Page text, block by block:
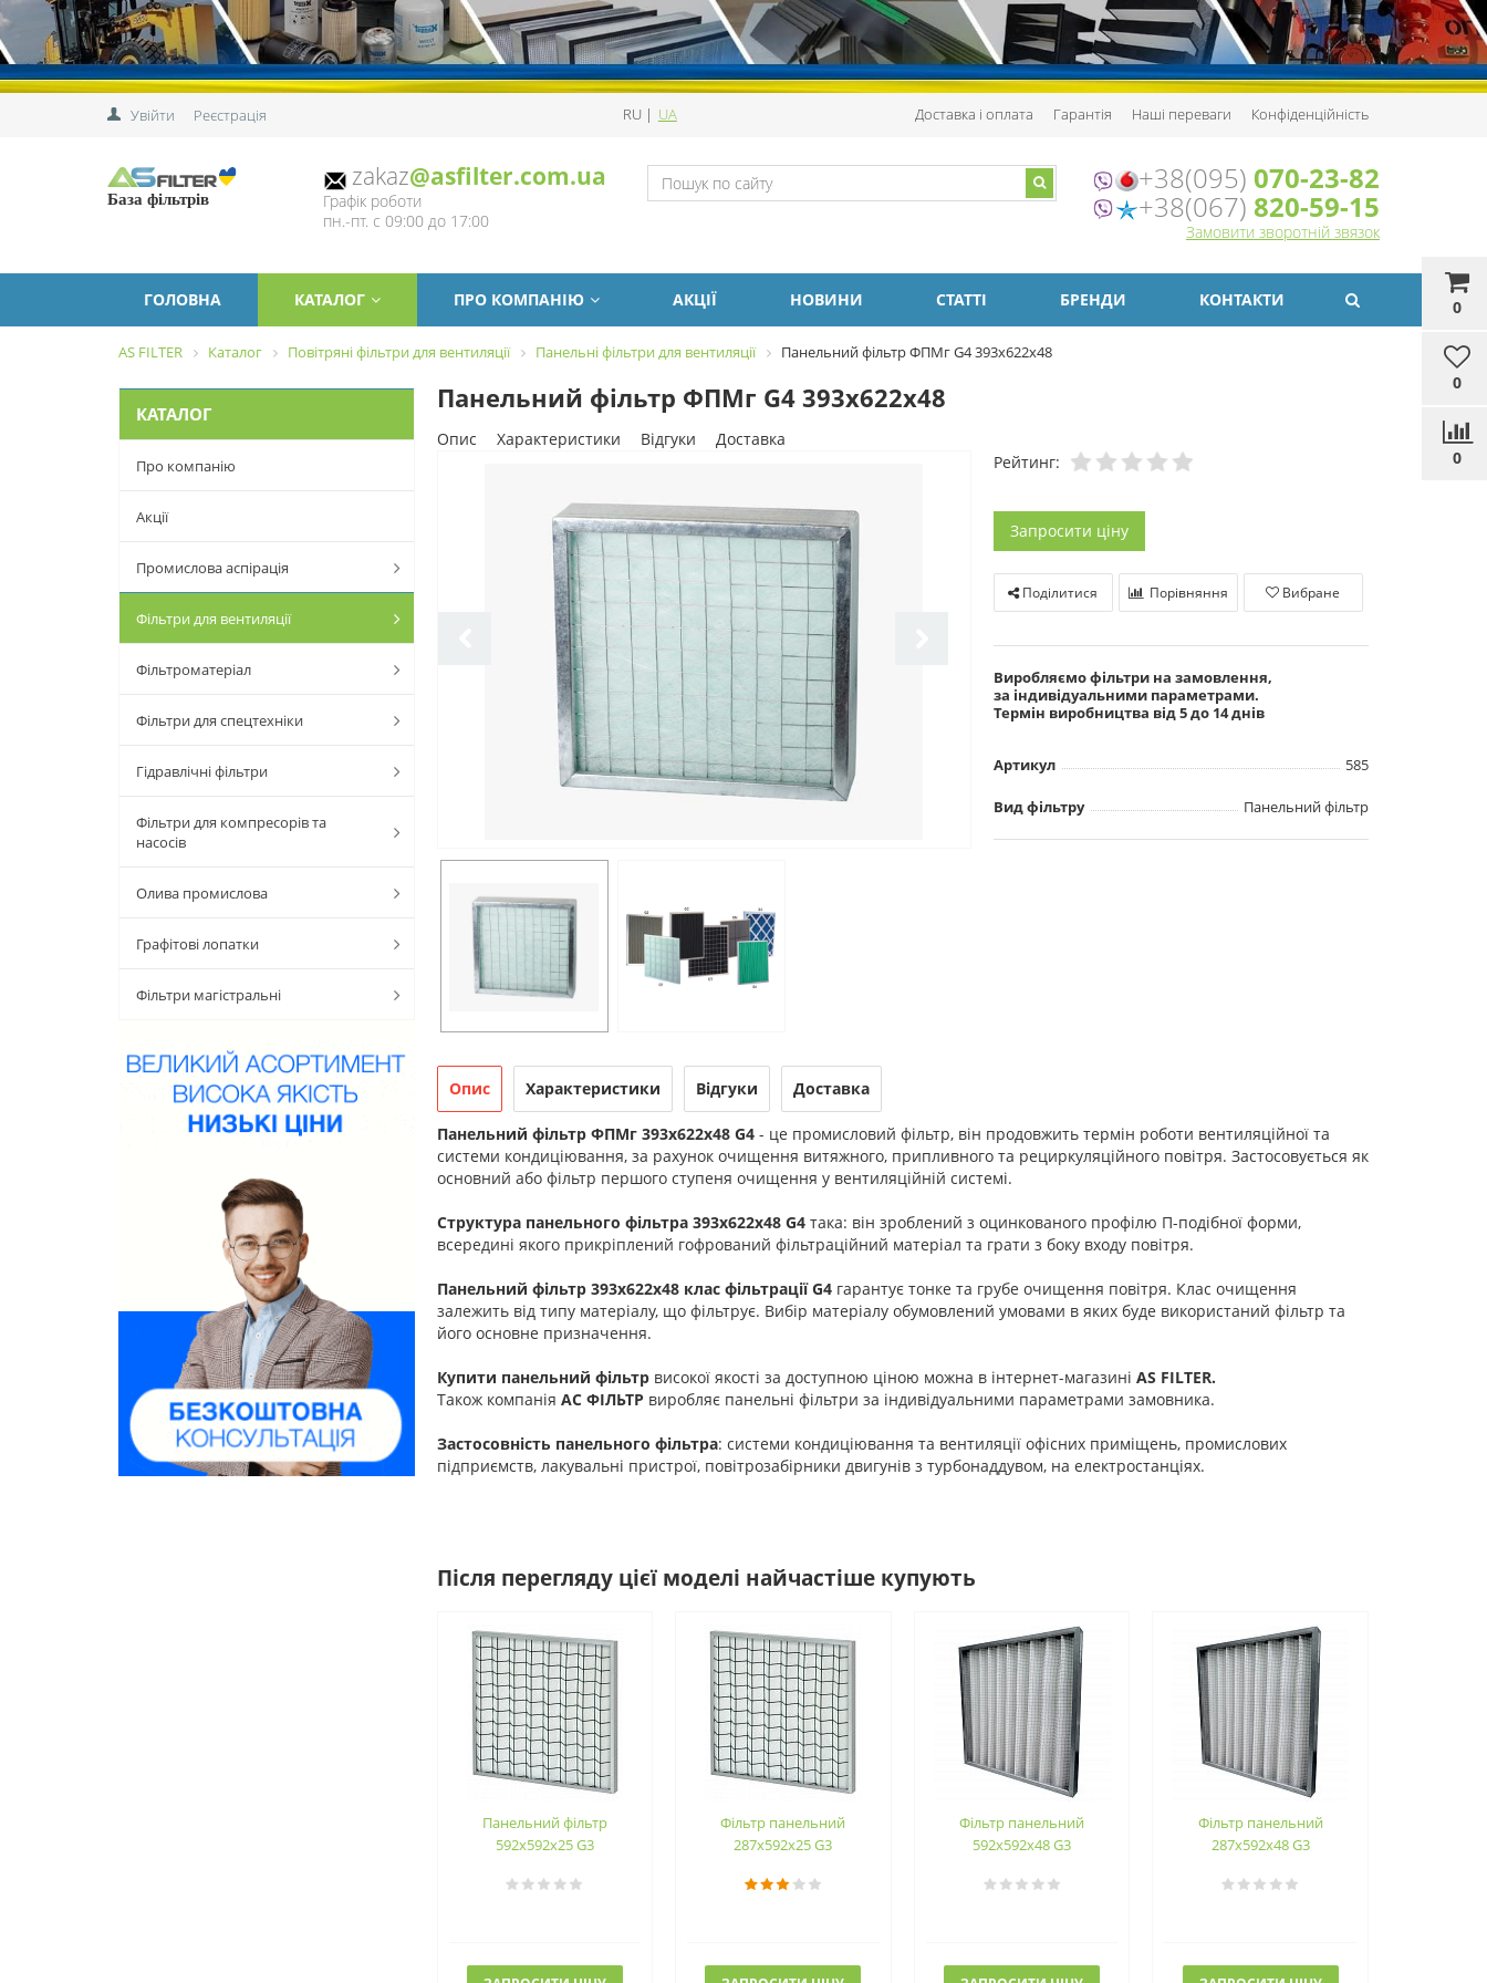
Увійти Реєстрація RU | UA Доставка і оплата Гарантія Наші переваги Конфіденційність
0
0
0
База фільтрів
zakaz@asfilter.com.ua
Графік роботи
пн.-пт. с 09:00 до 17:00
+38(095) 070-23-82
+38(067) 820-59-15
Замовити зворотній звязок
ГОЛОВНА КАТАЛОГ ПРО КОМПАНІЮ АКЦІЇ НОВИНИ СТАТТІ БРЕНДИ КОНТАКТИ
AS FILTER Каталог Повітряні фільтри для вентиляції Панельні фільтри для вентиляції Панельний фільтр ФПМг G4 393х622х48
КАТАЛОГ
Про компанію
Акції
Промислова аспірація
Фільтри для вентиляції
Фільтроматеріал
Фільтри для спецтехніки
Гідравлічні фільтри
Фільтри для компресорів та
насосів
Олива промислова
Графітові лопатки
Фільтри магістральні
Панельний фільтр ФПМг G4 393х622х48
Опис Характеристики Відгуки
Доставка
Рейтинг:
Запросити ціну
Поділитися Порівняння Вибране
Виробляємо фільтри на замовлення,
за індивідуальними параметрами.
Термін виробництва від 5 до 14 днів
Артикул 585
Вид фільтру Панельний фільтр
Опис Характеристики Відгуки Доставка
Панельний фільтр ФПМг 393х622х48 G4- це промисловий фільтр, він продовжить термін роботи вентиляційної та
системи кондиціювання, за рахунок очищення витяжного, припливного та рециркуляційного повітря. Застосовується як
основний або фільтр першого ступеня очищення у вентиляційній системі.
Структура панельного фільтра 393х622х48 G4така: він зроблений з оцинкованого профілю П-подібної форми,
всередині якого прикріплений гофрований фільтраційний матеріал та грати з боку входу повітря.
Панельний фільтр 393х622х48 клас фільтрації G4гарантує тонке та грубе очищення повітря. Клас очищення
залежить від типу матеріалу, що фільтрує. Вибір матеріалу обумовлений умовами в яких буде використаний фільтр та
його основне призначення.
Купити панельний фільтрвисокої якості за доступною ціною можна в інтернет-магазині AS FILTER.
Також компанія АС ФІЛЬТР виробляє панельні фільтри за індивідуальними параметрами замовника.
Застосовність панельного фільтра: системи кондиціювання та вентиляції офісних приміщень, промислових
підприємств, лакувальні пристрої, повітрозабірники двигунів з турбонаддувом, на електростанціях.
Після перегляду цієї моделі найчастіше купують
Панельний фільтр
592х592х25 G3
Фільтр панельний
287х592х25 G3
Фільтр панельний
592х592х48 G3
Фільтр панельний
287х592х48 G3